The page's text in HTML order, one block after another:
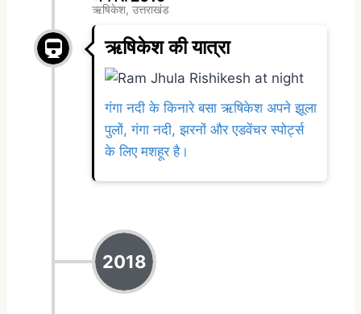
ऋषिकेश, उत्तराखंड
ऋषिकेश की यात्रा
गंगा नदी के किनारे बसा ऋषिकेश अपने झूला
पुलों, गंगा नदी, झरनों और एडवेंचर स्पोर्ट्स
के लिए मशहूर है।
2018